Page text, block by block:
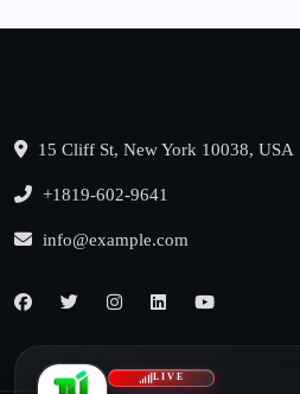
15 Cliff St, New York 10038, USA
+1819-602-9641
info@example.com
LIVE